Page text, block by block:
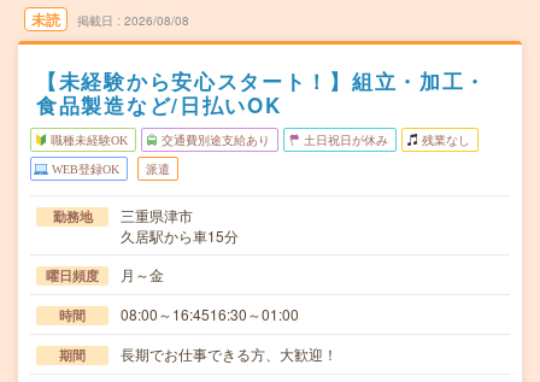
未読 掲載日 2026/08/08
【未経験から安心スタート！】組立・加工・
食品製造など/日払いOK
職種未経験OK 交通費別途支給あり 土日祝日が休み 残業なし
WEB登録OK 派遣
勤務地
三重県津市
久居駅から車15分
曜日頻度 月～金
時間 08:00～16:4516:30～01:00
期間 長期でお仕事できる方、大歓迎！